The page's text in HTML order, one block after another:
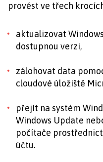
provést ve třech
aktualizovat
dostupnou verzi,
zálohovat data
cloudové úložiště
přejít na systém
Windows Update
počítače
účtu.